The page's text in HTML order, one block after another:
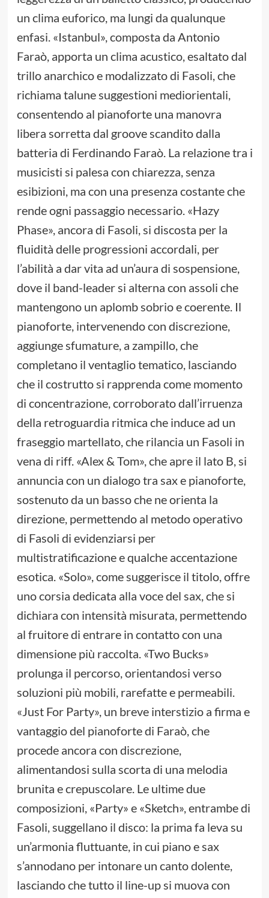
un clima euforico, ma lungi da qualunque
enfasi. «Istanbul», composta da Antonio
Faraò, apporta un clima acustico, esaltato dal
trillo anarchico e modalizzato di Fasoli, che
richiama talune suggestioni mediorientali,
consentendo al pianoforte una manovra
libera sorretta dal groove scandito dalla
batteria di Ferdinando Faraò. La relazione tra i
musicisti si palesa con chiarezza, senza
esibizioni, ma con una presenza costante che
rende ogni passaggio necessario. «Hazy
Phase», ancora di Fasoli, si discosta per la
fluidità delle progressioni accordali, per
l’abilità a dar vita ad un’aura di sospensione,
dove il band-leader si alterna con assoli che
mantengono un aplomb sobrio e coerente. Il
pianoforte, intervenendo con discrezione,
aggiunge sfumature, a zampillo, che
completano il ventaglio tematico, lasciando
che il costrutto si rapprenda come momento
di concentrazione, corroborato dall’irruenza
della retroguardia ritmica che induce ad un
fraseggio martellato, che rilancia un Fasoli in
vena di riff. «Alex & Tom», che apre il lato B, si
annuncia con un dialogo tra sax e pianoforte,
sostenuto da un basso che ne orienta la
direzione, permettendo al metodo operativo
di Fasoli di evidenziarsi per
multistratificazione e qualche accentazione
esotica. «Solo», come suggerisce il titolo, offre
uno corsia dedicata alla voce del sax, che si
dichiara con intensità misurata, permettendo
al fruitore di entrare in contatto con una
dimensione più raccolta. «Two Bucks»
prolunga il percorso, orientandosi verso
soluzioni più mobili, rarefatte e permeabili.
«Just For Party», un breve interstizio a firma e
vantaggio del pianoforte di Faraò, che
procede ancora con discrezione,
alimentandosi sulla scorta di una melodia
brunita e crepuscolare. Le ultime due
composizioni, «Party» e «Sketch», entrambe di
Fasoli, suggellano il disco: la prima fa leva su
un’armonia fluttuante, in cui piano e sax
s’annodano per intonare un canto dolente,
lasciando che tutto il line-up si muova con